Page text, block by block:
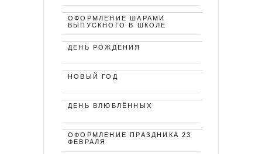
ОФОРМЛЕНИЕ ШАРАМИ
ВЫПУСКНОГО В ШКОЛЕ
ДЕНЬ РОЖДЕНИЯ
НОВЫЙ ГОД
ДЕНЬ ВЛЮБЛЁННЫХ
ОФОРМЛЕНИЕ ПРАЗДНИКА 23
ФЕВРАЛЯ